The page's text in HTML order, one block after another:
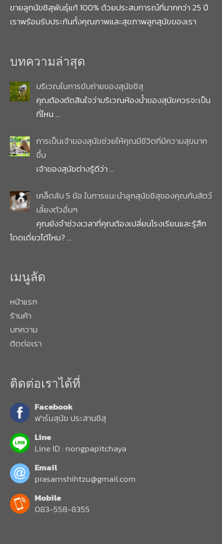
ขายลูกนัขชิสุพันธุ์แท้ 100% ด้วยประสบการณ์ที่มากกว่า 25 ปี
เราพร้อมรับประกันทั้งคุณภาพและสุขภาพลูกสุนัขของเรา
บทความล่าสุด
บริเวณในการขับถ่ายของสุนัขชิสุ
คุณต้องตัดสินใจว่าบริเวณห้องน้ำของสุนัขควรจะเป็น
ที่ไหน…
การเป็นเจ้าของสุนัขช่วยให้คุณมีชีวิตที่มีความสุขมาก
ขึ้น
เจ้าของสุนัขต่างรู้ดีว่า…
เคล็ดลับ 5 ข้อ ในการแนะนำลูกสุนัขชิสุของคุณกับสัตว์
เลี้ยงตัวอื่นๆ
คุณยังจำช่วงเวลาที่คุณต้องเปลี่ยนโรงเรียนและรู้สึก
โดดเดี่ยวได้ไหม?…
เมนูลัด
หน้าแรก
ร้านค้า
บทความ
ติดต่อเรา
ติดต่อเราได้ที่
Facebook
ฟาร์มสุนัข ประสานชิสุ
Line
Line ID : nongpapitchaya
Email
prasarnshihtzu@gmail.com
Mobile
083-558-8355